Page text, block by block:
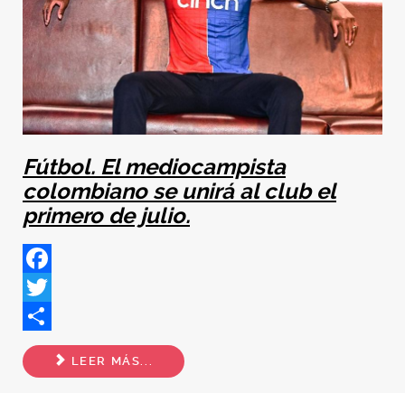
Fútbol. El mediocampista
colombiano se unirá al club el
primero de julio.
Facebook
Twitter
Share
LEER MÁS...